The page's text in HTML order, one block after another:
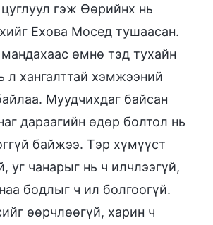
гэж Өөрийнх нь
Ехова Мосед тушаасан.
өмнө тэд тухайн
л хангалттай хэмжээний
Муудчихдаг байсан
дараагийн өдөр болтол нь
байжээ. Тэр хүмүүст
уг чанарыг нь ч илчлээгүй,
бодлыг ч ил болгоогүй.
өөрчлөөгүй, харин ч